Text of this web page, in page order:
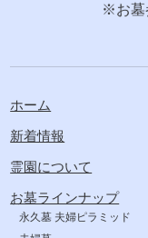
※お墓
ホーム
新着情報
霊園について
お墓ラインナップ
永久墓 夫婦ピラミッド